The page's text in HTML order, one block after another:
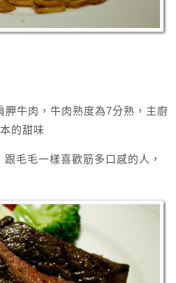
牛肉，牛肉熟度為7分熟，主廚
的甜味
毛毛一樣喜歡筋多口感的人，